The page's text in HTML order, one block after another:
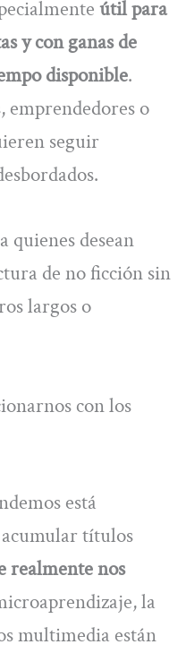
útil para
y con ganas de
disponible.
emprendedores o
seguir
quienes desean
de no ficción sin
largos o
con los
está
acumular títulos
realmente nos
la
multimedia están